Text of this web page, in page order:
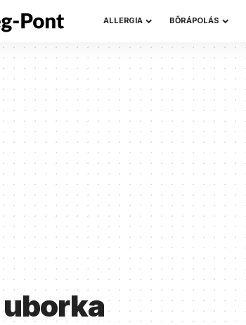
ALLERGIA BŐRÁPOLÁS
uborka